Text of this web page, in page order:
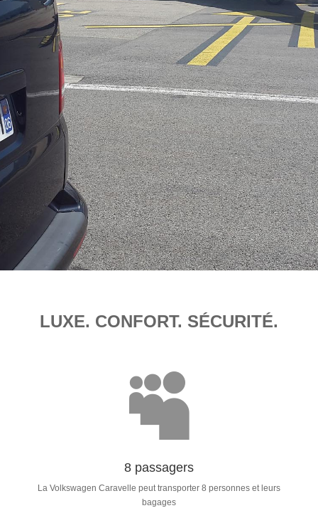
LUXE. CONFORT. SÉCURITÉ.

8 passagers
La Volkswagen Caravelle peut transporter 8 personnes et leurs
bagages